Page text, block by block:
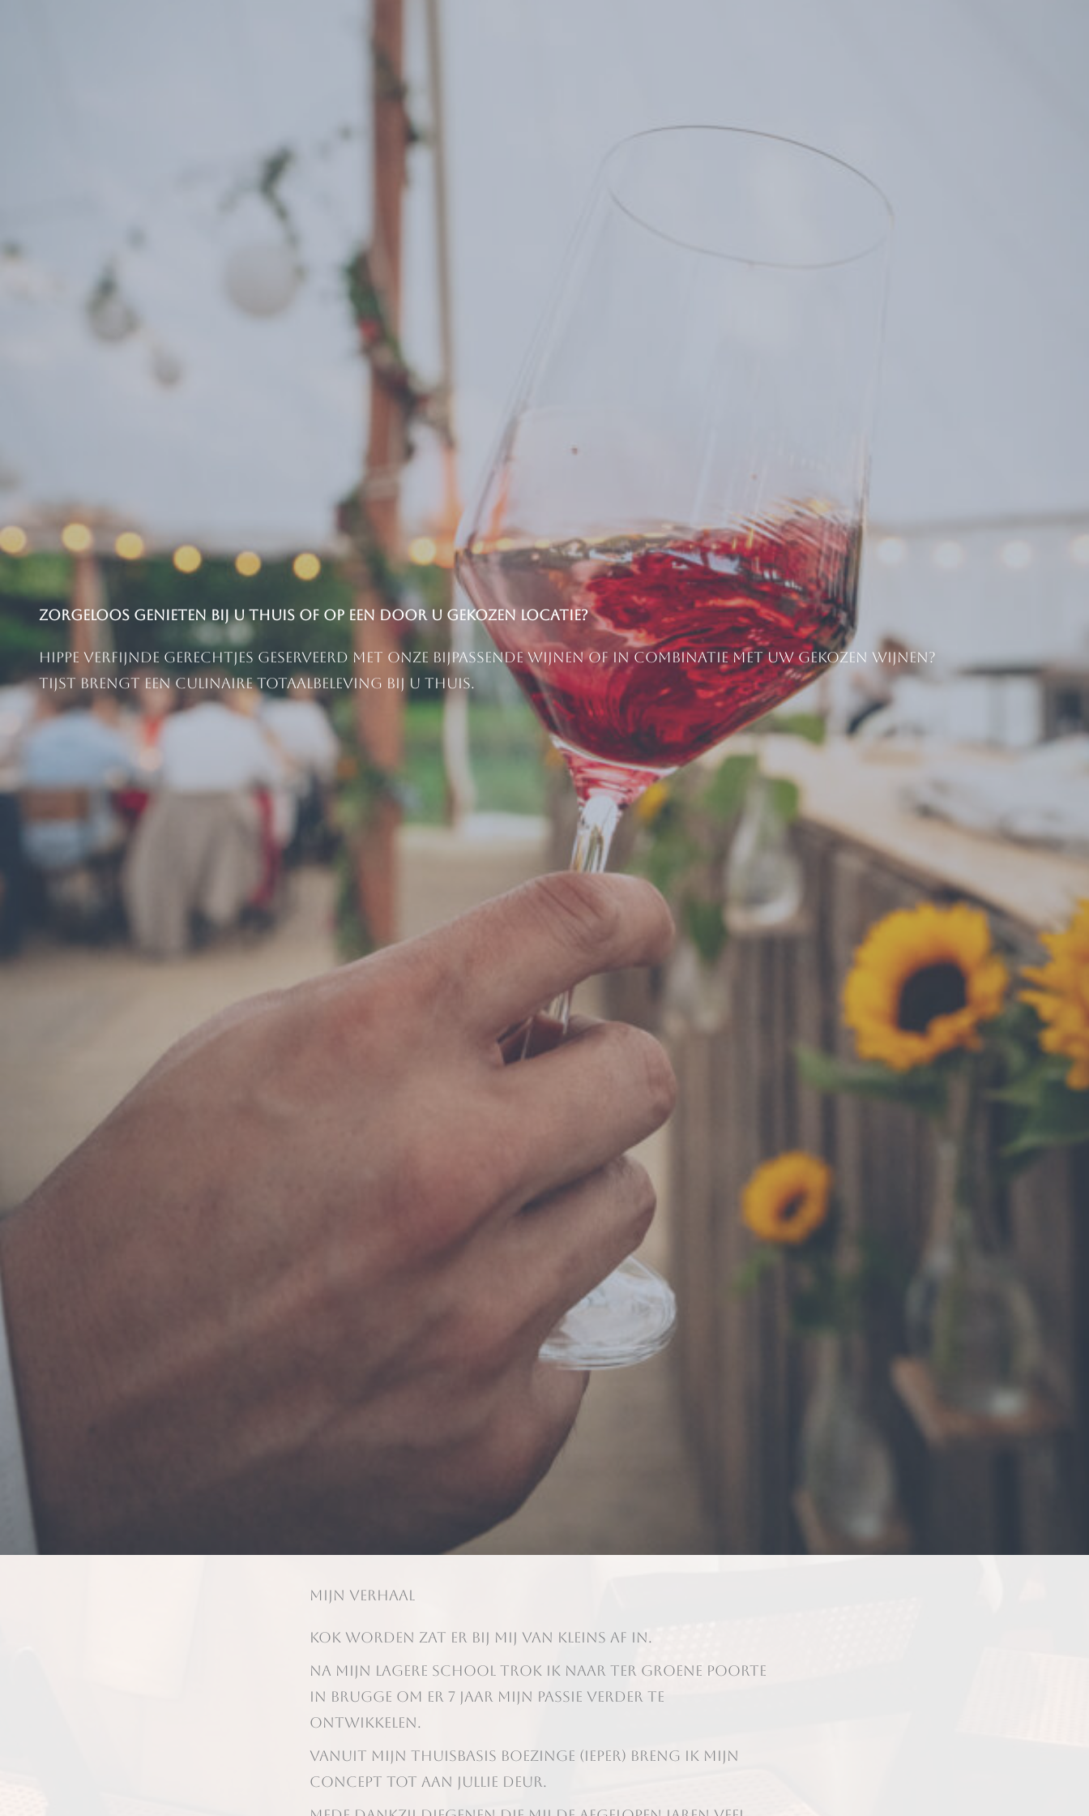
Zorgeloos genieten bij u thuis of op een door u gekozen locatie?
Hippe verfijnde gerechtjes geserveerd met onze bijpassende wijnen of in combinatie met uw gekozen wijnen?
Tijst brengt een culinaire totaalbeleving bij u thuis.
Mijn verhaal
Kok worden zat er bij mij van kleins af in.
Na mijn lagere school trok ik naar Ter Groene Poorte
in Brugge om er 7 jaar mijn passie verder te
ontwikkelen.
Vanuit mijn thuisbasis Boezinge (Ieper) breng ik mijn
concept tot aan jullie deur.